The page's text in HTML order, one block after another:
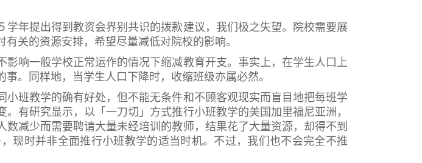
年提出得到教资会界别共识的拨款建议，我们极之失望。院校需要展
关的资源安排，希望尽量减低对院校的影响。
响一般学校正常运作的情况下缩减教育开支。事实上，在学生人口上
。同样地，当学生人口下降时，收缩班级亦属必然。
班教学的确有好处，但不能无条件和不顾客观现实而盲目地把每班学
有研究显示，以「一刀切」方式推行小班教学的美国加里福尼亚洲，
减少而需要聘请大量未经培训的教师，结果花了大量资源，却得不到
现时并非全面推行小班教学的适当时机。不过，我们也不会完全不推